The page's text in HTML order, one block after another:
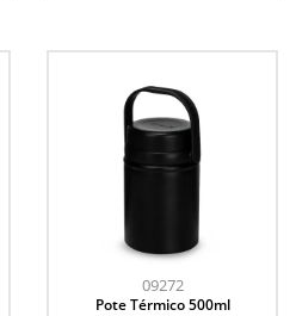
09272
Pote Térmico 500ml